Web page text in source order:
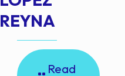
REYNA
Read